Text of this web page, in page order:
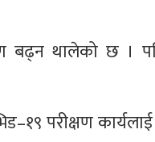
बढ्न थालेको छ ।
परीक्षण कार्यलाई